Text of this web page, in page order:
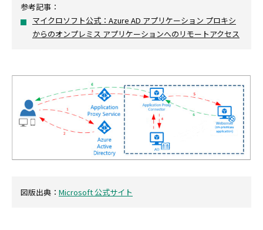
参考記事：
マイクロソフト公式：Azure AD アプリケーション プロキシ
からのオンプレミス アプリケーションへのリモートアクセス
図版出典： Microsoft 公式サイト